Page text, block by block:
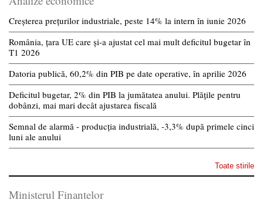
Creșterea prețurilor industriale, peste 14% la intern în iunie 2026
România, țara UE care și-a ajustat cel mai mult deficitul bugetar în
T1 2026
Datoria publică, 60,2% din PIB pe date operative, în aprilie 2026
Deficitul bugetar, 2% din PIB la jumătatea anului. Plățile pentru
dobânzi, mai mari decât ajustarea fiscală
Semnal de alarmă - producția industrială, -3,3% după primele cinci
luni ale anului
Toate stirile
Ministerul Finantelor